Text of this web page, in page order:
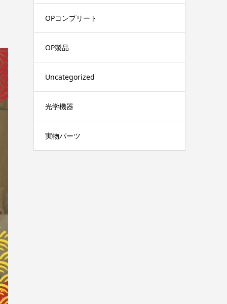
OPコンプリート
OP製品
Uncategorized
光学機器
実物パーツ